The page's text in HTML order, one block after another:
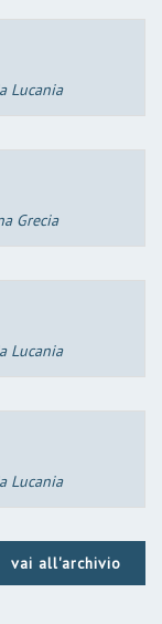
Lucania
Grecia
Lucania
Lucania
vai all'archivio